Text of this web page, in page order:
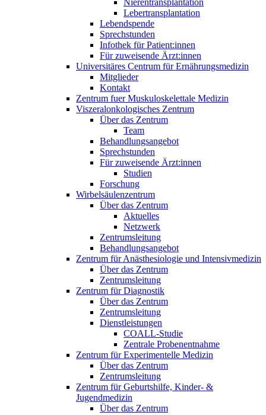
Nierentransplantation
Lebertransplantation
Lebendspende
Sprechstunden
Infothek für Patient:innen
Für zuweisende Ärzt:innen
Universitäres Centrum für Ernährungsmedizin
Mitglieder
Kontakt
Zentrum fuer Muskuloskelettale Medizin
Viszeral­onkologisches Zentrum
Über das Zentrum
Team
Behandlungsangebot
Sprechstunden
Für zuweisende Ärzt:innen
Studien
Forschung
Wirbelsäulenzentrum
Über das Zentrum
Aktuelles
Netzwerk
Zentrumsleitung
Behandlungsangebot
Zentrum für Anästhesiologie und Intensivmedizin
Über das Zentrum
Zentrumsleitung
Zentrum für Diagnostik
Über das Zentrum
Zentrumsleitung
Dienstleistungen
COALL-Studie
Zentrale Probenentnahme
Zentrum für Experimentelle Medizin
Über das Zentrum
Zentrumsleitung
Zentrum für Geburtshilfe, Kinder- &
Jugendmedizin
Über das Zentrum